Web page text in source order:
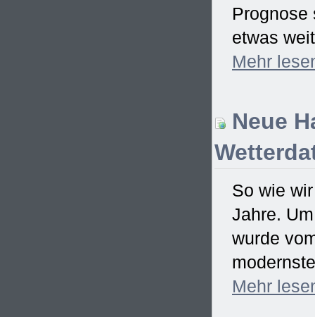
Prognose
etwas
Mehr
Neue
So wie
Jahre.
wurde
Mehr